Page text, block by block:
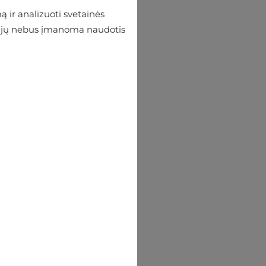
ir analizuoti svetainės
nebus įmanoma naudotis